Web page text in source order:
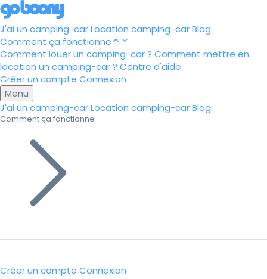
J'ai un camping-carLocation camping-carBlog
Comment ça fonctionne
Comment louer un camping-car ? Comment mettre en
location un camping-car ? Centre d'aide
Créer un compte Connexion
Menu
J'ai un camping-carLocation camping-carBlog
Comment ça fonctionne
Créer un compte Connexion